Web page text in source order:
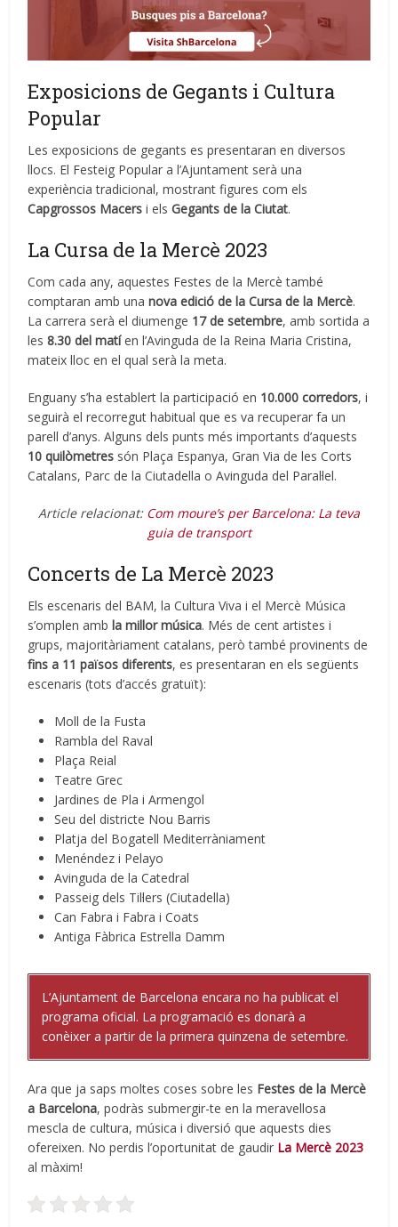
Exposicions de Gegants i Cultura
Popular
Les exposicions de gegants es presentaran en diversos
llocs. El Festeig Popular a l’Ajuntament serà una
experiència tradicional, mostrant figures com els
Capgrossos Macers i elsGegants de la Ciutat.
La Cursa de la Mercè 2023
Com cada any, aquestes Festes de la Mercè també
comptaran amb unanova edició de la Cursa de la Mercè.
La carrera serà el diumenge 17 de setembre, amb sortida a
les 8.30 del matíen l’Avinguda de la Reina Maria Cristina,
mateix lloc en el qual serà la meta.
Enguany s’ha establert la participació en 10.000 corredors, i
seguirà el recorregut habitual que es va recuperar fa un
parell d’anys. Alguns dels punts més importants d’aquests
10 quilòmetres són Plaça Espanya, Gran Via de les Corts
Catalans, Parc de la Ciutadella o Avinguda del Paral·lel.
Article relacionat: Com moure’s per Barcelona: La teva
guia de transport
Concerts de La Mercè 2023
Els escenaris del BAM, la Cultura Viva i el Mercè Música
s’omplen ambla millor música. Més de cent artistes i
grups, majoritàriament catalans, però també provinents de
fins a 11 països diferents, es presentaran en els següents
escenaris (tots d’accés gratuït):
Moll de la Fusta
Rambla del Raval
Plaça Reial
Teatre Grec
Jardines de Pla i Armengol
Seu del districte Nou Barris
Platja del Bogatell Mediterràniament
Menéndez i Pelayo
Avinguda de la Catedral
Passeig dels Til·lers (Ciutadella)
Can Fabra i Fabra i Coats
Antiga Fàbrica Estrella Damm
L’Ajuntament de Barcelona encara no ha publicat el
programa oficial. La programació es donarà a
conèixer a partir de la primera quinzena de setembre.
Ara que ja saps moltes coses sobre les Festes de la Mercè
a Barcelona, podràs submergir-te en la meravellosa
mescla de cultura, música i diversió que aquests dies
ofereixen. No perdis l’oportunitat de gaudir La Mercè 2023
al màxim!